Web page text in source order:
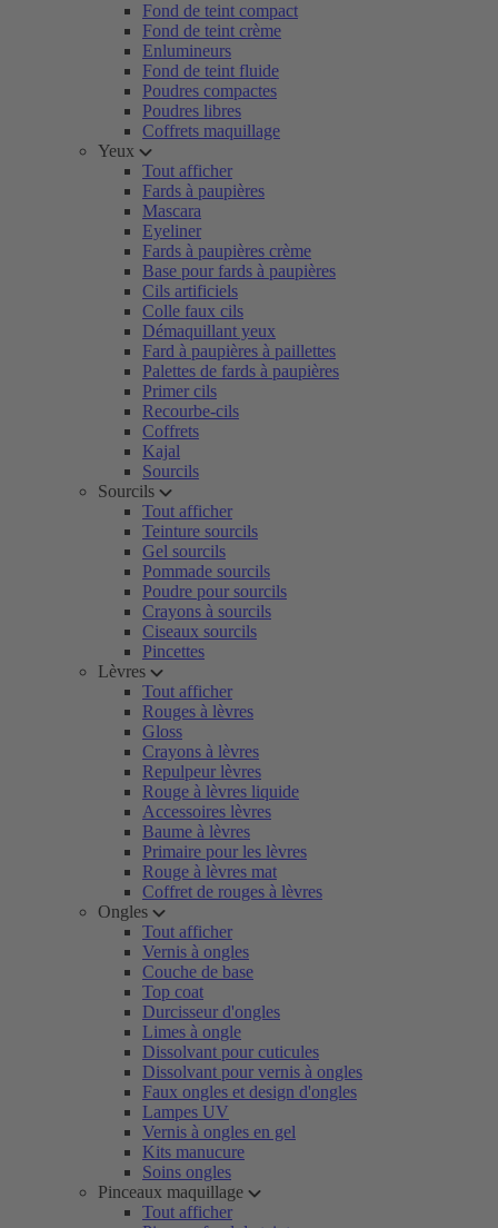
Fond de teint compact
Fond de teint crème
Enlumineurs
Fond de teint fluide
Poudres compactes
Poudres libres
Coffrets maquillage
Yeux
Tout afficher
Fards à paupières
Mascara
Eyeliner
Fards à paupières crème
Base pour fards à paupières
Cils artificiels
Colle faux cils
Démaquillant yeux
Fard à paupières à paillettes
Palettes de fards à paupières
Primer cils
Recourbe-cils
Coffrets
Kajal
Sourcils
Sourcils
Tout afficher
Teinture sourcils
Gel sourcils
Pommade sourcils
Poudre pour sourcils
Crayons à sourcils
Ciseaux sourcils
Pincettes
Lèvres
Tout afficher
Rouges à lèvres
Gloss
Crayons à lèvres
Repulpeur lèvres
Rouge à lèvres liquide
Accessoires lèvres
Baume à lèvres
Primaire pour les lèvres
Rouge à lèvres mat
Coffret de rouges à lèvres
Ongles
Tout afficher
Vernis à ongles
Couche de base
Top coat
Durcisseur d'ongles
Limes à ongle
Dissolvant pour cuticules
Dissolvant pour vernis à ongles
Faux ongles et design d'ongles
Lampes UV
Vernis à ongles en gel
Kits manucure
Soins ongles
Pinceaux maquillage
Tout afficher